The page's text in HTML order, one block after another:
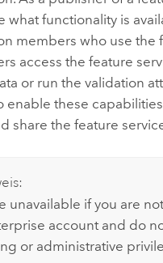
what functionality is
members who use the
access the feature
or run the validation
enable these
share the feature
unavailable if you are
account and do
or administrative